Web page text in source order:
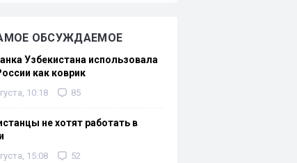
ОБСУЖДАЕМОЕ
Узбекистана использовала
как коврик
10:18 85
не хотят работать в
15:08 52